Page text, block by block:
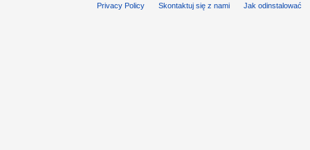
Privacy Policy Skontaktuj się z nami Jak odinstalować